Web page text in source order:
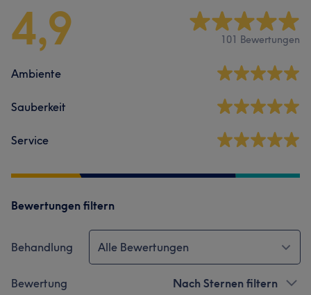
4,9 101 Bewertungen
Ambiente
Sauberkeit
Service
Bewertungen filtern
Behandlung Alle Bewertungen
Bewertung Nach Sternen filtern